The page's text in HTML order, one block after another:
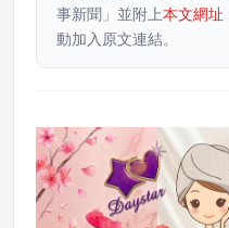
事新聞」並附上本文網址
動加入原文連結。